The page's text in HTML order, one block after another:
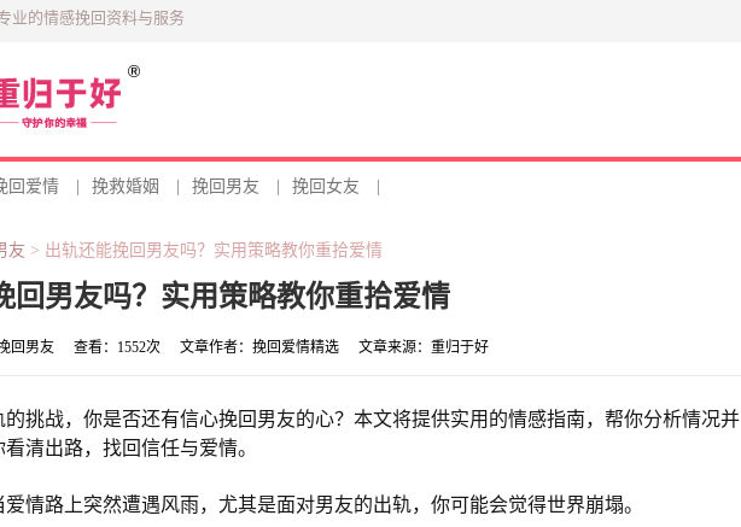
业的情感挽回资料与服务
回爱情 挽救婚姻 挽回男友 挽回女友
友 > 出轨还能挽回男友吗？实用策略教你重拾爱情
回男友吗？实用策略教你重拾爱情
回男友 查看： 1552次 文章作者： 挽回爱情精选 文章来源： 重归于好
的挑战，你是否还有信心挽回男友的心？本文将提供实用的情感指南，帮你分析情况并
清出路，找回信任与爱情。
情路上突然遭遇风雨，尤其是面对男友的出轨，你可能会觉得世界崩塌。